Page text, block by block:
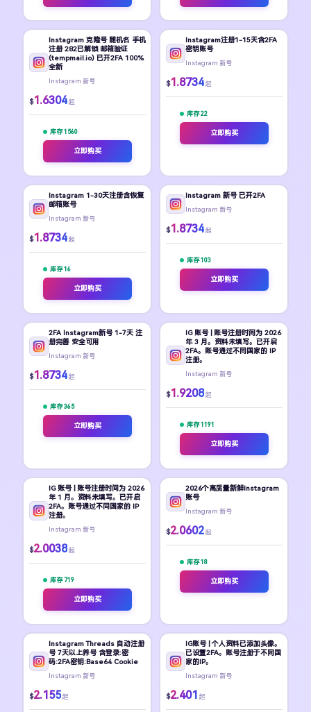
Instagram 克隆号 随机名 手机
注册 282已解锁 邮箱验证
(tempmail.io) 已开2FA 100%
全新
Instagram 新号
$1.6304 起
库存 1560
立即购买
Instagram注册1-15天含2FA
密钥账号
Instagram 新号
$1.8734 起
库存 22
立即购买
Instagram 1-30天注册含恢复
邮箱账号
Instagram 新号
$1.8734 起
库存 16
立即购买
Instagram 新号 已开2FA
Instagram 新号
$1.8734 起
库存 103
立即购买
2FA Instagram新号 1-7天 注
册完善 安全可用
Instagram 新号
$1.8734 起
库存 365
立即购买
IG 账号 | 账号注册时间为 2026
年 3 月。资料未填写。已开启
2FA。账号通过不同国家的 IP
注册。
Instagram 新号
$1.9208 起
库存 1191
立即购买
IG 账号 | 账号注册时间为 2026
年 1 月。资料未填写。已开启
2FA。账号通过不同国家的 IP
注册。
Instagram 新号
$2.0038 起
库存 719
立即购买
2026个高质量新鲜Instagram
账号
Instagram 新号
$2.0602 起
库存 18
立即购买
Instagram Threads 自动注册
号 7天以上养号 含登录:密
码:2FA密钥:Base64 Cookie
Instagram 新号
$2.155 起
IG账号 | 个人资料已添加头像。
已设置2FA。账号注册于不同国
家的IP。
Instagram 新号
$2.401 起